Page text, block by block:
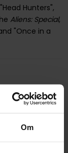
Om
Hunters",
Aliens: Special,
"Once in a